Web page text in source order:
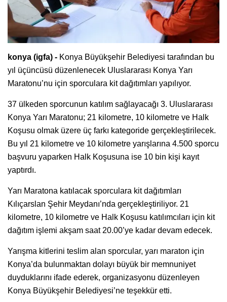
konya (igfa) - Konya Büyükşehir Belediyesi tarafından bu
yıl üçüncüsü düzenlenecek Uluslararası Konya Yarı
Maratonu’nu için sporculara kit dağıtımları yapılıyor.
37 ülkeden sporcunun katılım sağlayacağı 3. Uluslararası
Konya Yarı Maratonu; 21 kilometre, 10 kilometre ve Halk
Koşusu olmak üzere üç farkı kategoride gerçekleştirilecek.
Bu yıl 21 kilometre ve 10 kilometre yarışlarına 4.500 sporcu
başvuru yaparken Halk Koşusuna ise 10 bin kişi kayıt
yaptırdı.
Yarı Maratona katılacak sporculara kit dağıtımları
Kılıçarslan Şehir Meydanı’nda gerçekleştiriliyor. 21
kilometre, 10 kilometre ve Halk Koşusu katılımcıları için kit
dağıtım işlemi akşam saat 20.00’ye kadar devam edecek.
Yarışma kitlerini teslim alan sporcular, yarı maraton için
Konya’da bulunmaktan dolayı büyük bir memnuniyet
duyduklarını ifade ederek, organizasyonu düzenleyen
Konya Büyükşehir Belediyesi’ne teşekkür etti.